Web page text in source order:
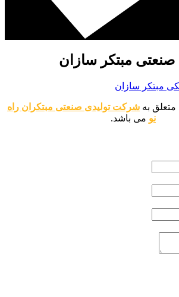
صنعتی مبتکر سازان
به شرکت تولیدی صنعتی مبتکران راه
نو می باشد.